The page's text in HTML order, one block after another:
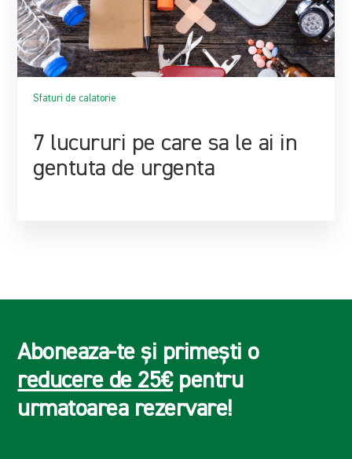
Sfaturi de calatorie
7 lucururi pe care sa le ai in
gentuta de urgenta
Aboneaza-te și primești o
reducere de 25€pentru
urmatoarea rezervare!